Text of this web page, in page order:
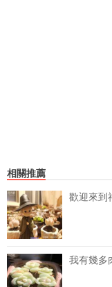
相關推薦
歡迎來到
我有幾多